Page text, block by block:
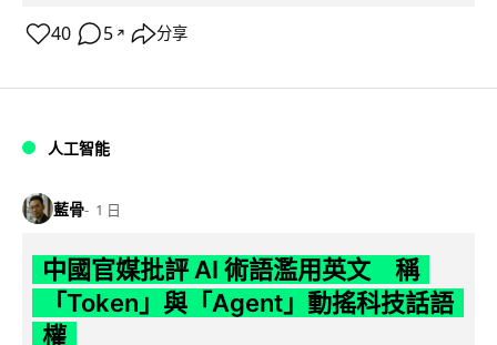
40 5 ↗ 分享
人工智能
藍骨 1 日
中國官媒批評 AI 術語濫用英文 稱
「Token」與「Agent」動搖科技話語
權